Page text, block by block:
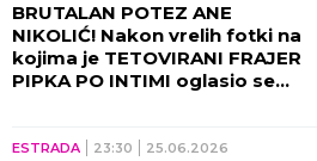
BRUTALAN POTEZ ANE
NIKOLIĆ! Nakon vrelih fotki na
kojima je TETOVIRANI FRAJER
PIPKA PO INTIMI oglasio se
ESTRADA 23:30 25.06.2026